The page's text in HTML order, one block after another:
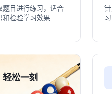
题目进行练习，适合
和检验学习效果
轻松一刻